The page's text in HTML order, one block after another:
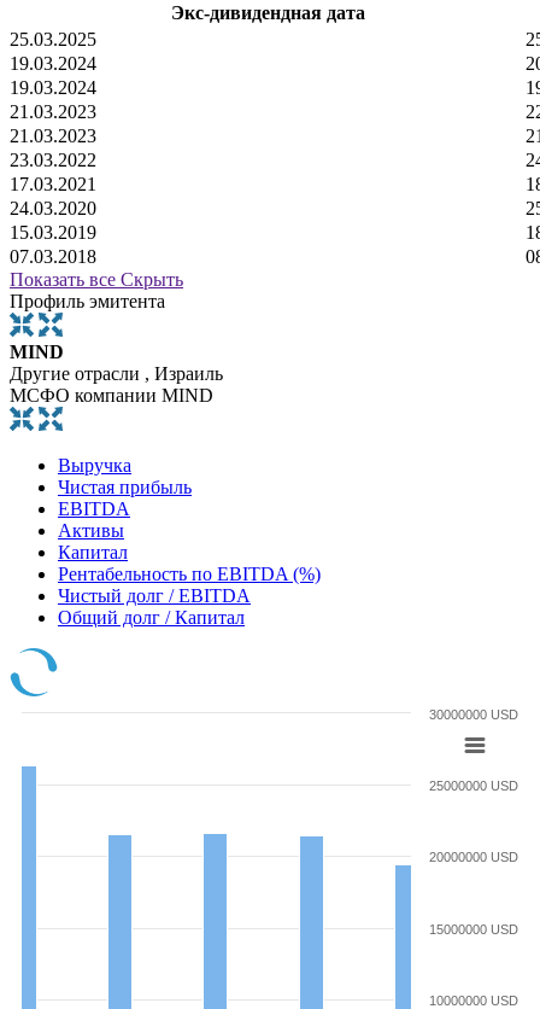
Экс-дивидендная дата
25.03.2025
19.03.2024
19.03.2024
21.03.2023
21.03.2023
23.03.2022
17.03.2021
24.03.2020
15.03.2019
07.03.2018
Показать все Скрыть
Профиль эмитента
MIND
Другие отрасли , Израиль
МСФО компании MIND
Выручка
Чистая прибыль
EBITDA
Активы
Капитал
Рентабельность по EBITDA (%)
Чистый долг / EBITDA
Общий долг / Капитал
10000000 USD
15000000 USD
20000000 USD
25000000 USD
30000000 USD